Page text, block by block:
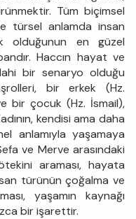
Tüm biçimsel
türsel anlamda insan
olduğunun en güzel
Haccın hayat ve
bir senaryo olduğu
bir erkek (Hz.
bir çocuk (Hz. İsmail),
kendisi ama daha
anlamıyla yaşamaya
ve Merve arasındaki
araması, hayata
türünün çoğalma ve
yaşamın kaynağı
bir işarettir.